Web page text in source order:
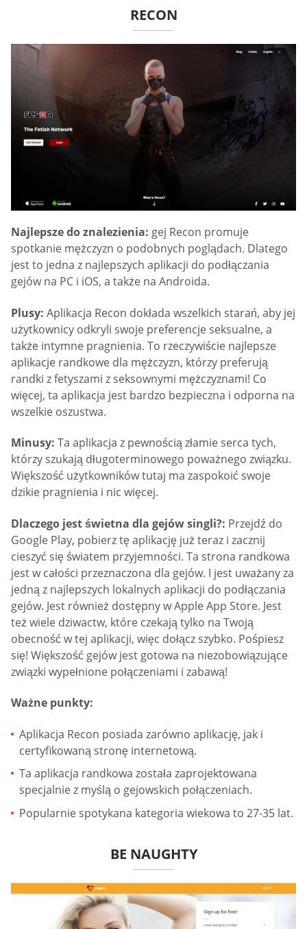
RECON
Najlepsze do znalezienia: gej Recon promuje
spotkanie mężczyzn o podobnych poglądach. Dlatego
jest to jedna z najlepszych aplikacji do podłączania
gejów na PC i iOS, a także na Androida.
Plusy: Aplikacja Recon dokłada wszelkich starań, aby jej
użytkownicy odkryli swoje preferencje seksualne, a
także intymne pragnienia. To rzeczywiście najlepsze
aplikacje randkowe dla mężczyzn, którzy preferują
randki z fetyszami z seksownymi mężczyznami! Co
więcej, ta aplikacja jest bardzo bezpieczna i odporna na
wszelkie oszustwa.
Minusy: Ta aplikacja z pewnością złamie serca tych,
którzy szukają długoterminowego poważnego związku.
Większość użytkowników tutaj ma zaspokoić swoje
dzikie pragnienia i nic więcej.
Dlaczego jest świetna dla gejów singli?: Przejdź do
Google Play, pobierz tę aplikację już teraz i zacznij
cieszyć się światem przyjemności. Ta strona randkowa
jest w całości przeznaczona dla gejów. I jest uważany za
jedną z najlepszych lokalnych aplikacji do podłączania
gejów. Jest również dostępny w Apple App Store. Jest
też wiele dziwactw, które czekają tylko na Twoją
obecność w tej aplikacji, więc dołącz szybko. Pośpiesz
się! Większość gejów jest gotowa na niezobowiązujące
związki wypełnione połączeniami i zabawą!
Ważne punkty:
Aplikacja Recon posiada zarówno aplikację, jak i
certyfikowaną stronę internetową.
Ta aplikacja randkowa została zaprojektowana
specjalnie z myślą o gejowskich połączeniach.
Popularnie spotykana kategoria wiekowa to 27-35 lat.
BE NAUGHTY